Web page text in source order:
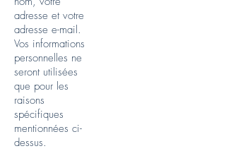
adresse et votre
adresse e-mail.
Vos informations
personnelles ne
seront utilisées
que pour les
raisons
spécifiques
mentionnées ci-
dessus.